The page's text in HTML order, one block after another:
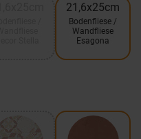
21,6x25cm
Bodenfliese /
Wandfliese
Esagona